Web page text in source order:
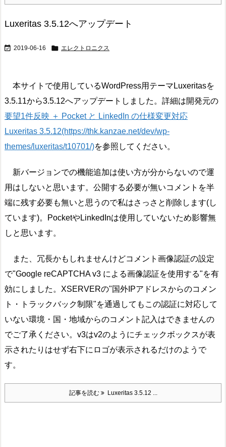
Luxeritas 3.5.12へアップデート
 2019-06-16  エレクトロニクス
本サイトで使用しているWordPress用テーマLuxeritasを
3.5.11から3.5.12へアップデートしました。詳細は開発元の
要望1件反映 ＋ Pocket と LinkedIn の仕様変更対応
Luxeritas 3.5.12(https://thk.kanzae.net/dev/wp-
themes/luxeritas/t10701/)を参照してください。
新バージョンでの機能追加は使い方が分からないので運
用はしないと思います。公開する必要が無いコメントを半
端に残す必要も無いと思うので私はさっさと削除します(し
ています)。PocketやLinkedInは使用していないため影響無
しと思います。
また、冗長かもしれませんけどコメント画像認証の設定
で"Google reCAPTCHA v3 による画像認証を使用する"を有
効にしました。XSERVERの"国外IPアドレスからのコメン
ト・トラックバック制限"を通過してもこの認証に対応して
いない環境・国・地域からのコメント記入はできませんの
でご了承ください。v3はv2のようにチェックボックスが表
示されたりはせず右下にロゴが表示されるだけのようで
す。
記事を読む Luxeritas 3.5.12 ...